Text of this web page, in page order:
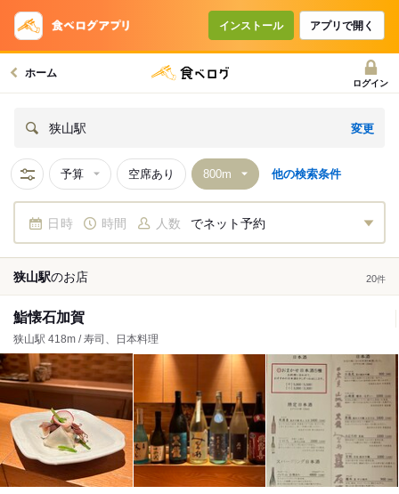
インストール アプリで開く
ホーム
ログイン
狭山駅 変更
予算 空席あり 他の検索条件
日時 時間 人数 でネット予約
狭山駅のお店 20件
鮨懐石加賀
狭山駅 418m / 寿司、日本料理